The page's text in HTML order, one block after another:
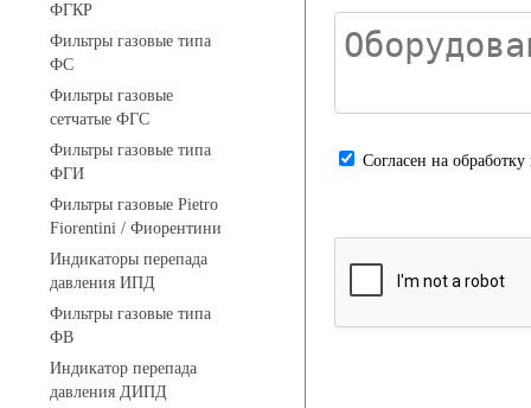
ФГКР
Фильтры газовые типа
ФС
Фильтры газовые
сетчатые ФГС
Фильтры газовые типа
ФГИ
Фильтры газовые Pietro
Fiorentini / Фиорентини
Индикаторы перепада
давления ИПД
Фильтры газовые типа
ФВ
Индикатор перепада
давления ДИПД
Cогласен на